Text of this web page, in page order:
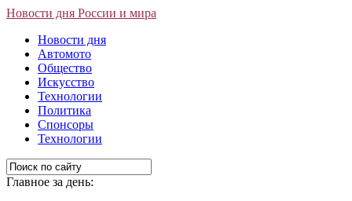
Новости дня России и мира
Новости дня
Автомото
Общество
Искусство
Технологии
Политика
Спонсоры
Технологии
Главное за день: